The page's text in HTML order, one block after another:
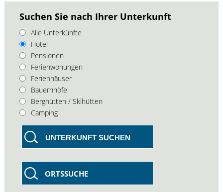
Suchen Sie nach Ihrer Unterkunft
Alle Unterkünfte
Hotel
Pensionen
Ferienwohungen
Ferienhäuser
Bauernhöfe
Berghütten / Skihütten
Camping
UNTERKUNFT SUCHEN
ORTSSUCHE